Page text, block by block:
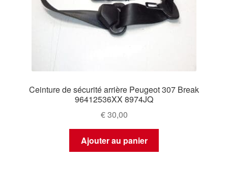
Ceinture de sécurité arrière Peugeot 307 Break
96412536XX 8974JQ
€30,00
Ajouter au panier